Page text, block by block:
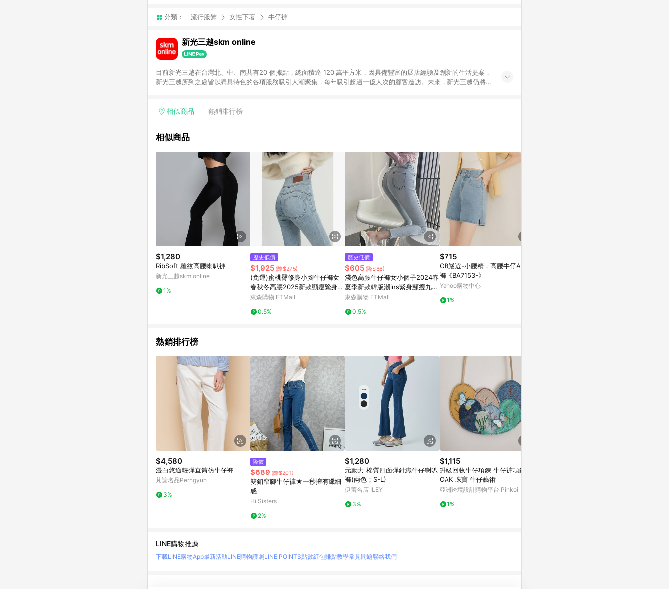
分類： 流行服飾 女性下著 牛仔褲
新光三越skm online
目前新光三越在台灣北、中、南共有20 個據點，總面積達 120 萬平方米，因具備豐富的展店經驗及創新的生活提案，
新光三越所到之處皆以獨具特色的各項服務吸引人潮聚集，每年吸引超過一億人次的顧客造訪。未來，新光三越仍將秉
相似商品 熱銷排行榜
相似商品
$1,280
RibSoft 羅紋高腰喇叭褲
新光三越skm online
1%
歷史低價
$1,925 (降$275)
(免運)蜜桃臀修身小腳牛仔褲女
春秋冬高腰2025新款顯瘦緊身小
個子鉛筆褲
東森購物 ETMall
0.5%
歷史低價
$605 (降$86)
淺色高腰牛仔褲女小個子2024春
夏季新款韓版潮ins緊身顯瘦九分
褲
東森購物 ETMall
0.5%
$715
OB嚴選-小腰精．高腰牛仔A字短
褲《BA7153-》
Yahoo購物中心
1%
熱銷排行榜
$4,580
漫白悠適輕彈直筒仿牛仔褲
芃諭名品Perngyuh
3%
降價
$689 (降$201)
雙釦窄腳牛仔褲★一秒擁有纖細
感
Hi Sisters
2%
$1,280
元動力 棉質四面彈針織牛仔喇叭
褲(兩色；S-L)
伊蕾名店 ILEY
3%
$1,115
升級回收牛仔項鍊 牛仔褲項鍊 O
OAK 珠寶 牛仔藝術
亞洲跨境設計購物平台 Pinkoi
1%
LINE購物推薦
下載LINE購物App最新活動LINE購物護照LINE POINTS點數紅包賺點教學常見問題聯絡我們